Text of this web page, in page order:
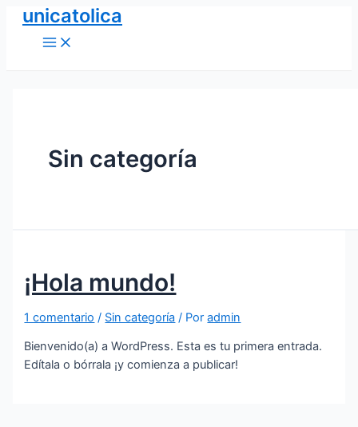
contenido
unicatolica
Main
Menu
Sin categoría
¡Hola mundo!
1 comentario / Sin categoría / Poradmin
Bienvenido(a) a WordPress. Esta es tu primera entrada.
Edítala o bórrala ¡y comienza a publicar!